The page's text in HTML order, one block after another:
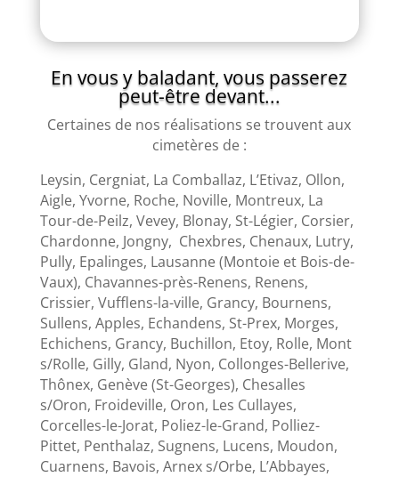
En vous y baladant, vous passerez
peut-être devant...
Certaines de nos réalisations se trouvent aux
cimetères de :
Leysin, Cergniat, La Comballaz, L’Etivaz, Ollon,
Aigle, Yvorne, Roche, Noville, Montreux, La
Tour-de-Peilz, Vevey, Blonay, St-Légier, Corsier,
Chardonne, Jongny, Chexbres, Chenaux, Lutry,
Pully, Epalinges, Lausanne (Montoie et Bois-de-
Vaux), Chavannes-près-Renens, Renens,
Crissier, Vufflens-la-ville, Grancy, Bournens,
Sullens, Apples, Echandens, St-Prex, Morges,
Echichens, Grancy, Buchillon, Etoy, Rolle, Mont
s/Rolle, Gilly, Gland, Nyon, Collonges-Bellerive,
Thônex, Genève (St-Georges), Chesalles
s/Oron, Froideville, Oron, Les Cullayes,
Corcelles-le-Jorat, Poliez-le-Grand, Polliez-
Pittet, Penthalaz, Sugnens, Lucens, Moudon,
Cuarnens, Bavois, Arnex s/Orbe, L’Abbayes,